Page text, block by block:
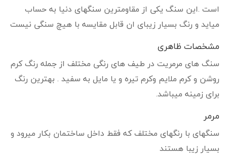
است .این سنگ یکی از مقاومترین سنگهای دنیا به حساب
میاید و رنگ بسیار زیبای ان قابل مقایسه با هیچ سنگی نیست
مشخصات ظاهری
سنگ های مرمریت در طیف های رنگی مختلف از جمله رنگ کرم
روشن و کرم ملایم وکرم تیره و یا مایل به سفید . بهترین رنگ
برای زمینه میباشد.
مرمر
سنگهای با رنگهای مختلف که فقط داخل ساختمان بکار میرود و
بسیار زیبا هستند